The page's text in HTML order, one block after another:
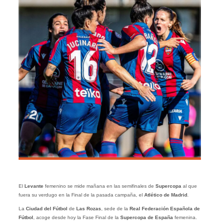
El Levante femenino se mide mañana en las semifinales de Supercopa al que
fuera su verdugo en la Final de la pasada campaña, el Atlético de Madrid.
La Ciudad del Fútbol de Las Rozas , sede de la Real Federación Española de
Fútbol , acoge desde hoy la Fase Final de la Supercopa de España femenina.